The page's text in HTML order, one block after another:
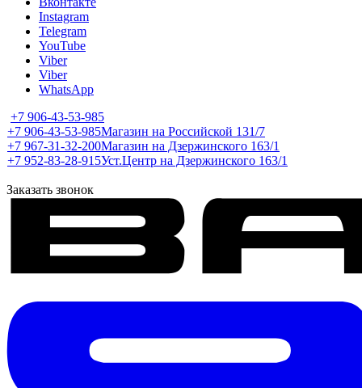
Instagram
Telegram
YouTube
Viber
Viber
WhatsApp
+7 906-43-53-985
+7 906-43-53-985Магазин на Российской 131/7
+7 967-31-32-200Магазин на Дзержинского 163/1
+7 952-83-28-915Уст.Центр на Дзержинского 163/1
Заказать звонок